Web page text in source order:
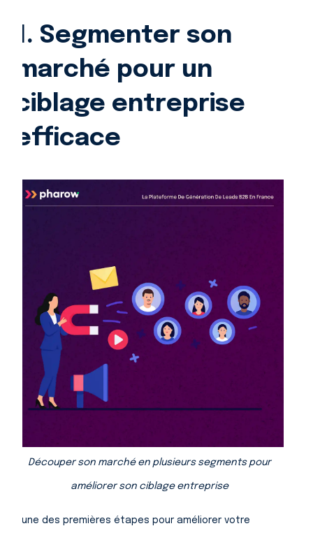
1. Segmenter son
marché pour un
ciblage entreprise
efficace
Découper son marché en plusieurs segments pour
améliorer son ciblage entreprise
L'une des premières étapes pour améliorer votre